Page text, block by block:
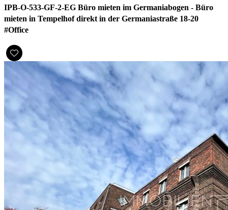
IPB-O-533-GF-2-EG Büro mieten im Germaniabogen - Büro
mieten in Tempelhof direkt in der Germaniastraße 18-20
#Office